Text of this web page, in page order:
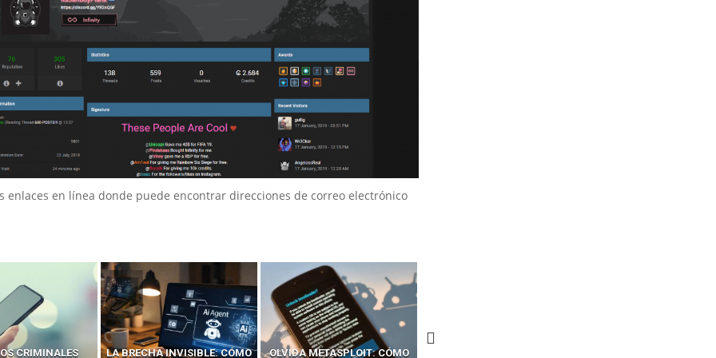
enlaces en línea donde puede encontrar direcciones de correo electrónico
INVISIBLE: CÓMO OLVIDA METASPLOIT: CÓMO CÓMO LOS HACKERS